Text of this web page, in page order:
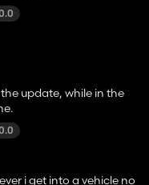
update, while in the
i get into a vehicle no